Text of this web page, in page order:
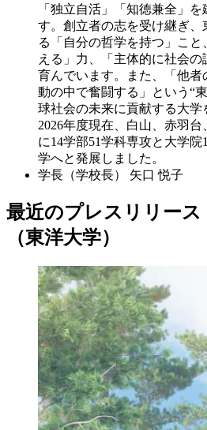
「独立自活」「知徳兼全」
す。創立者の志を受け継ぎ
る「自分の哲学を持つ」こ
える」力、「主体的に社会
育んでいます。また、「他
動の中で奮闘する」という“
球社会の未来に貢献する大学
2026年度現在、白山、赤羽
に14学部51学科専攻と大学
学へと発展しました。
学長（学校長）
矢口 悦子
最近のプレスリリース
（東洋大学）